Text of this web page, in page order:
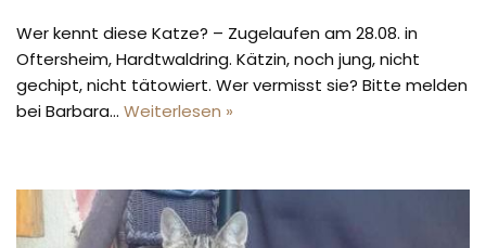
Wer kennt diese Katze? – Zugelaufen am 28.08. in
Oftersheim, Hardtwaldring. Kätzin, noch jung, nicht
gechipt, nicht tätowiert. Wer vermisst sie? Bitte melden
bei Barbara… Weiterlesen »